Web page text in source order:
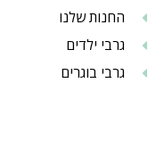
החנות שלנו
גרבי ילדים
גרבי בוגרים